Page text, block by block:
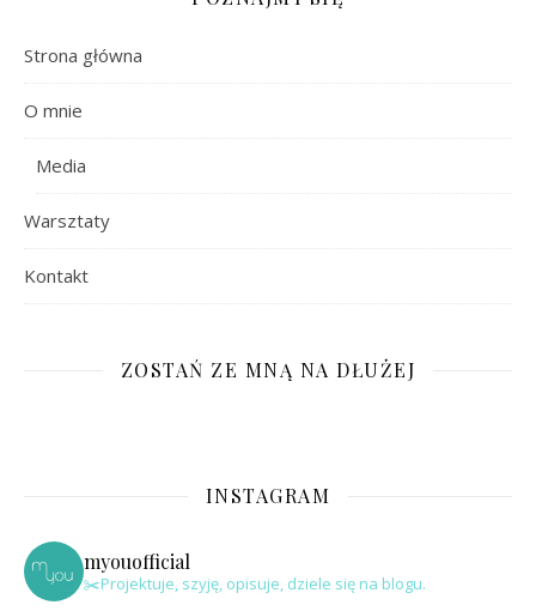
Strona główna
O mnie
Media
Warsztaty
Kontakt
ZOSTAŃ ZE MNĄ NA DŁUŻEJ
INSTAGRAM
myouofficial
✂️Projektuje, szyję, opisuje, dziele się na blogu.